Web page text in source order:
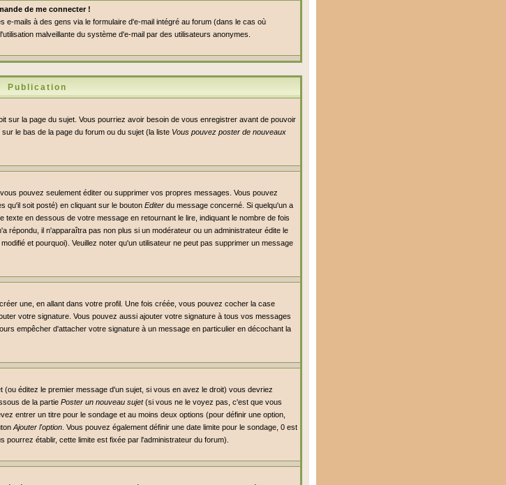
de me connecter !
mails à des gens via le formulaire d'e-mail intégré au forum (dans le cas où
malveillante du système d'e-mail par des utilisateurs anonymes.
Publication
sur la page du sujet. Vous pourriez avoir besoin de vous enregistrer avant de pouvoir
le bas de la page du forum ou du sujet (la liste Vous pouvez poster de nouveaux
pouvez seulement éditer ou supprimer vos propres messages. Vous pouvez
qu'il soit posté) en cliquant sur le bouton Editer du message concerné. Si quelqu'un a
en dessous de votre message en retournant le lire, indiquant le nombre de fois
répondu, il n'apparaîtra pas non plus si un modérateur ou un administrateur édite le
et pourquoi). Veuillez noter qu'un utilisateur ne peut pas supprimer un message
une, en allant dans votre profil. Une fois créée, vous pouvez cocher la case
votre signature. Vous pouvez aussi ajouter votre signature à tous vos messages
empêcher d'attacher votre signature à un message en particulier en décochant la
éditez le premier message d'un sujet, si vous en avez le droit) vous devriez
de la partie Poster un nouveau sujet(si vous ne le voyez pas, c'est que vous
entrer un titre pour le sondage et au moins deux options (pour définir une option,
Ajouter l'option . Vous pouvez également définir une date limite pour le sondage, 0 est
établir, cette limite est fixée par l'administrateur du forum).